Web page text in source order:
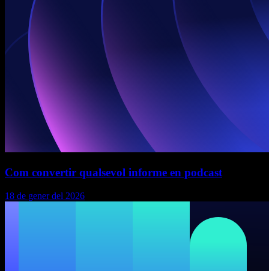
Com convertir qualsevol informe en podcast
18 de gener del 2026